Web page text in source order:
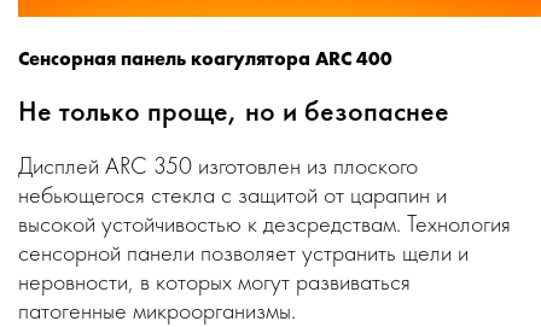
Сенсорная панель коагулятора ARC 400
Не только проще, но и безопаснее
Дисплей ARC 350 изготовлен из плоского
небьющегося стекла с защитой от царапин и
высокой устойчивостью к дезсредствам. Технология
сенсорной панели позволяет устранить щели и
неровности, в которых могут развиваться
патогенные микроорганизмы.